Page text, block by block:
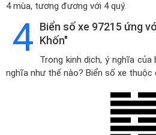
4 mùa, tương đương với 4 quý.
4 Biển số xe 97215 ứng
Khốn"
Trong kinh dịch, ý nghĩa
nghĩa như thế nào? Biển số xe thuộc